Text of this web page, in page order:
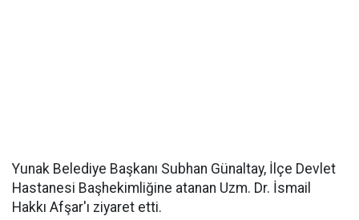
Yunak Belediye Başkanı Subhan Günaltay, İlçe Devlet
Hastanesi Başhekimliğine atanan Uzm. Dr. İsmail
Hakkı Afşar'ı ziyaret etti.